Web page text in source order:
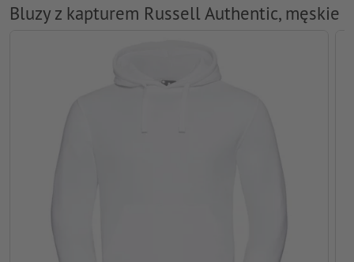
Bluzy z kapturem Russell Authentic, męskie